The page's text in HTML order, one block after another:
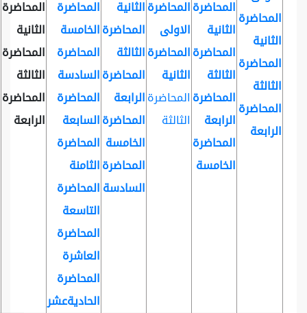
المحاضرة
الثانية
المحاضرة
الثالثة
المحاضرة
الرابعة
المحاضرة
الثانية
المحاضرة
الثالثة
المحاضرة
الرابعة
المحاضرة
الخامسة
المحاضرة
الاولى
المحاضرة
الثانية
المحاضرة
الثالثة
الثانية
المحاضرة
الثالثة
المحاضرة
الرابعة
المحاضرة
الخامسة
المحاضرة
السادسة
المحاضرة
الخامسة
المحاضرة
السادسة
المحاضرة
السابعة
المحاضرة
الثامنة
المحاضرة
التاسعة
المحاضرة
العاشرة
المحاضرة
الحاديةعشر
المحاضرة
الثانية
المحاضرة
الثالثة
المحاضرة
الرابعة